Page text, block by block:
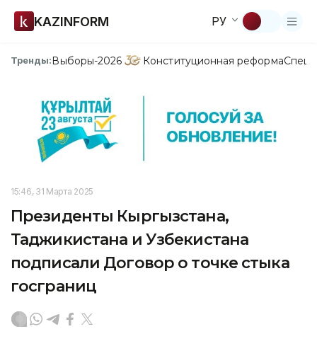
KAZINFORM РУ
Тренды:Выборы-2026 Конституционная реформа
15:46, 31 Марта 2025
Президенты Кыргызстана,
Таджикистана и Узбекистана
подписали Договор о точке стыка
госграниц